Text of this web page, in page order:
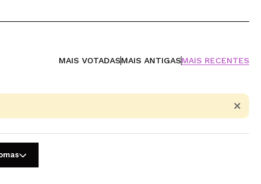
MAIS VOTADASMAIS ANTIGASMAIS RECENTES